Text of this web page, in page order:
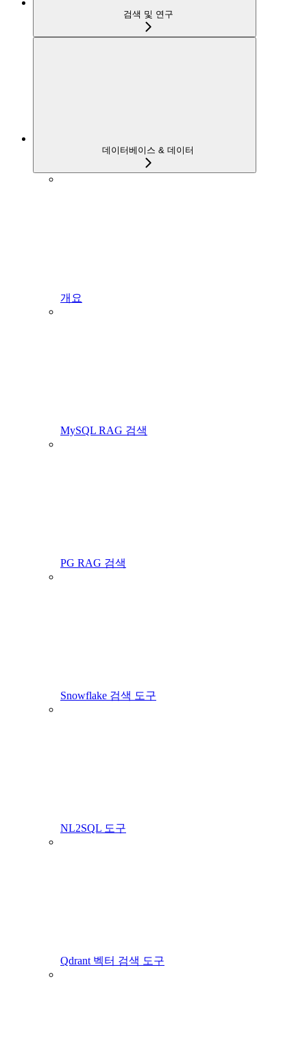
검색 및 연구
데이터베이스 & 데이터
개요
MySQL RAG 검색
PG RAG 검색
Snowflake 검색 도구
NL2SQL 도구
Qdrant 벡터 검색 도구